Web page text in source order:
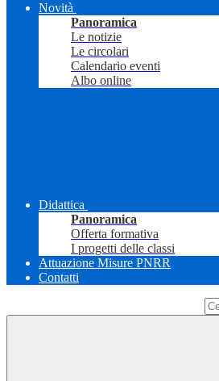
Novità
Panoramica
Le notizie
Le circolari
Calendario eventi
Albo online
Didattica
Panoramica
Offerta formativa
I progetti delle classi
Attuazione Misure PNRR
Contatti